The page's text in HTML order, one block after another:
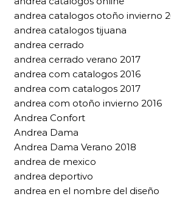
andrea catalogos otoño invierno
andrea catalogos tijuana
andrea cerrado
andrea cerrado verano 2017
andrea com catalogos 2016
andrea com catalogos 2017
andrea com otoño invierno 2016
Andrea Confort
Andrea Dama
Andrea Dama Verano 2018
andrea de mexico
andrea deportivo
andrea en el nombre del diseño